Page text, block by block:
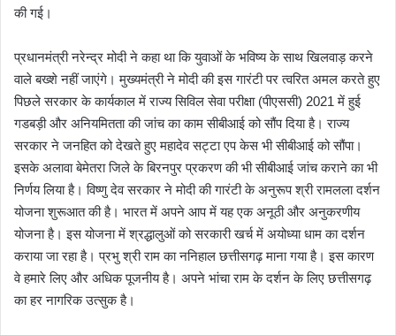
की गई।
प्रधानमंत्री नरेन्द्र मोदी ने कहा था कि युवाओं के भविष्य के साथ खिलवाड़ करने
वाले बख्शे नहीं जाएंगे। मुख्यमंत्री ने मोदी की इस गारंटी पर त्वरित अमल करते हुए
पिछले सरकार के कार्यकाल में राज्य सिविल सेवा परीक्षा (पीएससी) 2021 में हुई
गडबड़ी और अनियमितता की जांच का काम सीबीआई को सौंप दिया है। राज्य
सरकार ने जनहित को देखते हुए महादेव सट्टा एप केस भी सीबीआई को सौंपा।
इसके अलावा बेमेतरा जिले के बिरनपुर प्रकरण की भी सीबीआई जांच कराने का भी
निर्णय लिया है। विष्णु देव सरकार ने मोदी की गारंटी के अनुरूप श्री रामलला दर्शन
योजना शुरूआत की है। भारत में अपने आप में यह एक अनूठी और अनुकरणीय
योजना है। इस योजना में श्रद्धालुओं को सरकारी खर्च में अयोध्या धाम का दर्शन
कराया जा रहा है। प्रभु श्री राम का ननिहाल छत्तीसगढ़ माना गया है। इस कारण
वे हमारे लिए और अधिक पूजनीय है। अपने भांचा राम के दर्शन के लिए छत्तीसगढ़
का हर नागरिक उत्सुक है।